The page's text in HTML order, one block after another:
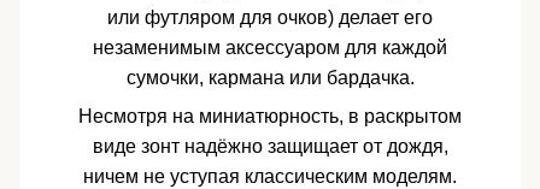
или футляром для очков) делает его
незаменимым аксессуаром для каждой
сумочки, кармана или бардачка.
Несмотря на миниатюрность, в раскрытом
виде зонт надёжно защищает от дождя,
ничем не уступая классическим моделям.